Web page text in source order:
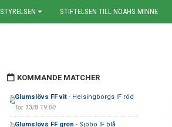
STYRELSEN STIFTELSEN TILL NOAHS MINNE
KOMMANDE MATCHER
Glumslövs FF vit- Helsingborgs IF röd
Tor 13/8 19:00
Glumslövs FF grön - Sjöbo IF blå